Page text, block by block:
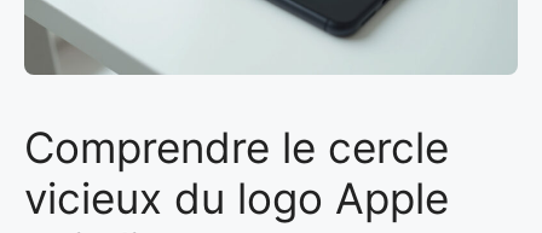
Comprendre le cercle
vicieux du logo Apple